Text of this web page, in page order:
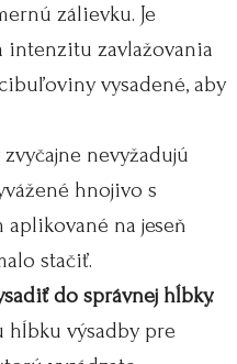
zálievku. Je
zavlažovania
vysadené, aby
nevyžadujú
hnojivo s
na jeseň
stačiť.
do správnej hĺbky.
hĺbku výsadby pre